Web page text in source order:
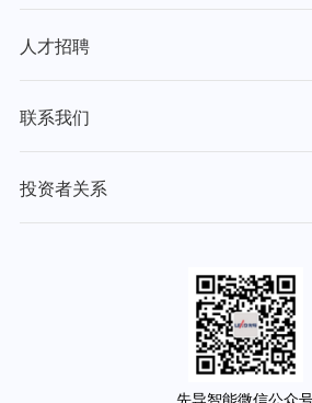
人才招聘
联系我们
投资者关系
先导智能微信公众